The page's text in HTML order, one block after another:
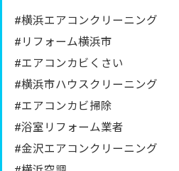
#横浜エアコンクリーニング
#リフォーム横浜市
#エアコンカビくさい
#横浜市ハウスクリーニング
#エアコンカビ掃除
#浴室リフォーム業者
#金沢エアコンクリーニング